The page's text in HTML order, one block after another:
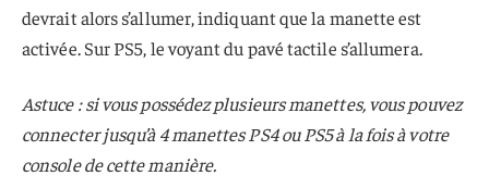
devrait alors s’allumer, indiquant que la manette est
activée. Sur PS5, le voyant du pavé tactile s’allumera.
Astuce : si vous possédez plusieurs manettes, vous pouvez
connecter jusqu’à 4 manettes PS4 ou PS5 à la fois à votre
console de cette manière.